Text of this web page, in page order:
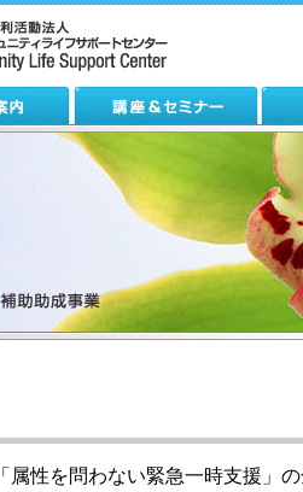
「属性を問わない緊急一時支援」